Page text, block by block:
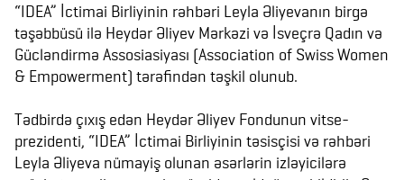
“IDEA” İctimai Birliyinin rəhbəri Leyla Əliyevanın birgə
təşəbbüsü ilə Heydər Əliyev Mərkəzi və İsveçrə Qadın və
Gücləndirmə Assosiasiyası (Association of Swiss Women
& Empowerment) tərəfindən təşkil olunub.
Tədbirdə çıxış edən Heydər Əliyev Fondunun vitse-
prezidenti, “IDEA” İctimai Birliyinin təsisçisi və rəhbəri
Leyla Əliyeva nümayiş olunan əsərlərin izləyicilərə